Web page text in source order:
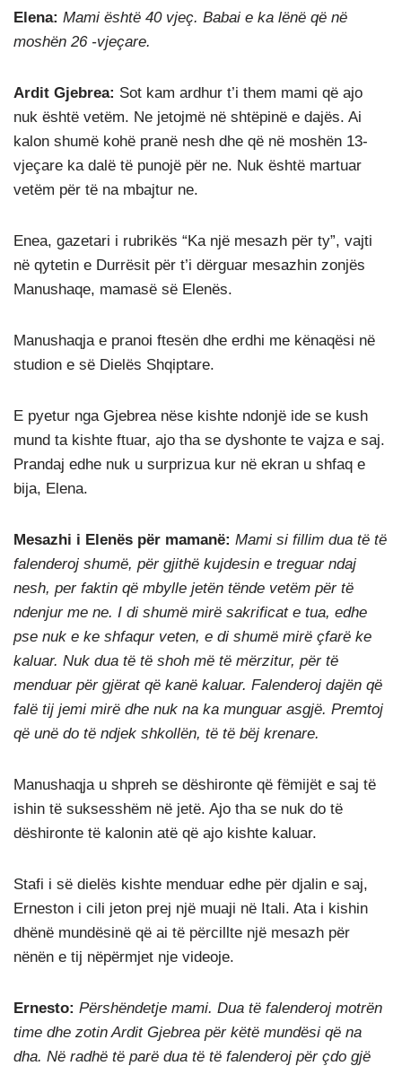
Elena: Mami është 40 vjeç. Babai e ka lënë që në
moshën 26 -vjeçare.
Ardit Gjebrea: Sot kam ardhur t’i them mami që ajo
nuk është vetëm. Ne jetojmë në shtëpinë e dajës. Ai
kalon shumë kohë pranë nesh dhe që në moshën 13-
vjeçare ka dalë të punojë për ne. Nuk është martuar
vetëm për të na mbajtur ne.
Enea, gazetari i rubrikës “Ka një mesazh për ty”, vajti
në qytetin e Durrësit për t’i dërguar mesazhin zonjës
Manushaqe, mamasë së Elenës.
Manushaqja e pranoi ftesën dhe erdhi me kënaqësi në
studion e së Dielës Shqiptare.
E pyetur nga Gjebrea nëse kishte ndonjë ide se kush
mund ta kishte ftuar, ajo tha se dyshonte te vajza e saj.
Prandaj edhe nuk u surprizua kur në ekran u shfaq e
bija, Elena.
Mesazhi i Elenës për mamanë: Mami si fillim dua të të
falenderoj shumë, për gjithë kujdesin e treguar ndaj
nesh, per faktin që mbylle jetën tënde vetëm për të
ndenjur me ne. I di shumë mirë sakrificat e tua, edhe
pse nuk e ke shfaqur veten, e di shumë mirë çfarë ke
kaluar. Nuk dua të të shoh më të mërzitur, për të
menduar për gjërat që kanë kaluar. Falenderoj dajën që
falë tij jemi mirë dhe nuk na ka munguar asgjë. Premtoj
që unë do të ndjek shkollën, të të bëj krenare.
Manushaqja u shpreh se dëshironte që fëmijët e saj të
ishin të suksesshëm në jetë. Ajo tha se nuk do të
dëshironte të kalonin atë që ajo kishte kaluar.
Stafi i së dielës kishte menduar edhe për djalin e saj,
Erneston i cili jeton prej një muaji në Itali. Ata i kishin
dhënë mundësinë që ai të përcillte një mesazh për
nënën e tij nëpërmjet nje videoje.
Ernesto: Përshëndetje mami. Dua të falenderoj motrën
time dhe zotin Ardit Gjebrea për këtë mundësi që na
dha. Në radhë të parë dua të të falenderoj për çdo gjë